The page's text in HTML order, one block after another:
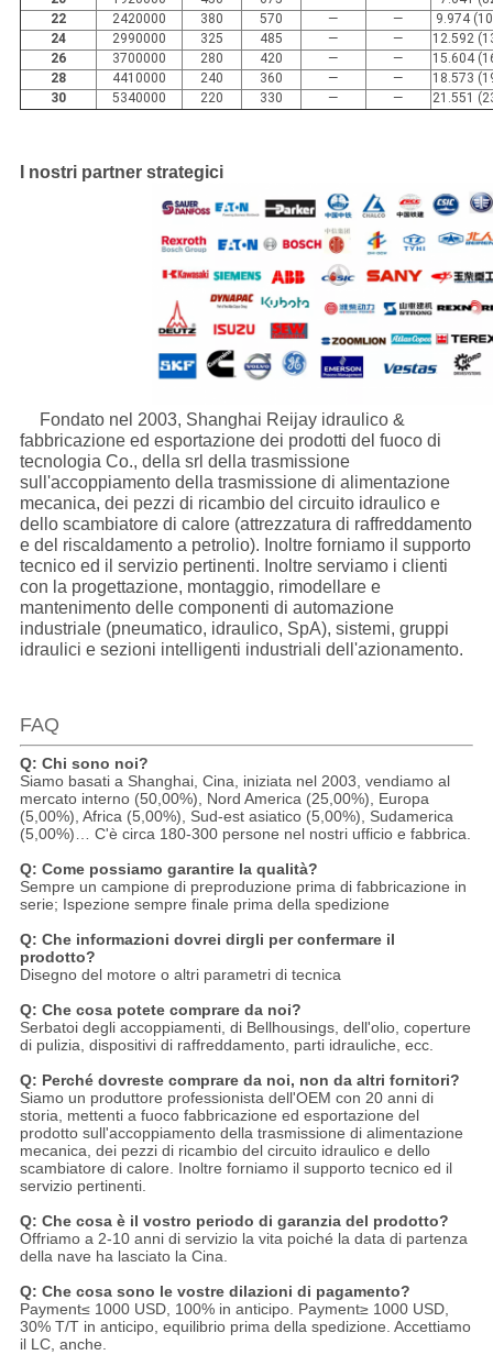
22
2420000 380 570 — —
9.974
24
2990000 325 485 — —
12.592
26
3700000 280 420 — —
15.604
28
4410000 240 360 — —
18.573
30
5340000 220 330 — — 21.551
I nostri partner strategici
Fondato nel 2003, Shanghai Reijay idraulico &
fabbricazione ed esportazione dei prodotti del fuoco di
tecnologia Co., della srl della trasmissione
sull'accoppiamento della trasmissione di alimentazione
mecanica, dei pezzi di ricambio del circuito idraulico e
dello scambiatore di calore (attrezzatura di raffreddamento
e del riscaldamento a petrolio). Inoltre forniamo il supporto
tecnico ed il servizio pertinenti. Inoltre serviamo i clienti
con la progettazione, montaggio, rimodellare e
mantenimento delle componenti di automazione
industriale (pneumatico, idraulico, SpA), sistemi, gruppi
idraulici e sezioni intelligenti industriali dell'azionamento.
FAQ
Q: Chi sono noi?
Siamo basati a Shanghai, Cina, iniziata nel 2003, vendiamo al
mercato interno (50,00%), Nord America (25,00%), Europa
(5,00%), Africa (5,00%), Sud-est asiatico (5,00%), Sudamerica
(5,00%)… C'è circa 180-300 persone nel nostri ufficio e fabbrica.
Q: Come possiamo garantire la qualità?
Sempre un campione di preproduzione prima di fabbricazione in
serie; Ispezione sempre finale prima della spedizione
Q: Che informazioni dovrei dirgli per confermare il
prodotto?
Disegno del motore o altri parametri di tecnica
Q: Che cosa potete comprare da noi?
Serbatoi degli accoppiamenti, di Bellhousings, dell'olio, coperture
di pulizia, dispositivi di raffreddamento, parti idrauliche, ecc.
Q: Perché dovreste comprare da noi, non da altri fornitori?
Siamo un produttore professionista dell'OEM con 20 anni di
storia, mettenti a fuoco fabbricazione ed esportazione del
prodotto sull'accoppiamento della trasmissione di alimentazione
mecanica, dei pezzi di ricambio del circuito idraulico e dello
scambiatore di calore. Inoltre forniamo il supporto tecnico ed il
servizio pertinenti.
Q: Che cosa è il vostro periodo di garanzia del prodotto?
Offriamo a 2-10 anni di servizio la vita poiché la data di partenza
della nave ha lasciato la Cina.
Q: Che cosa sono le vostre dilazioni di pagamento?
Payment≤ 1000 USD, 100% in anticipo. Payment≥ 1000 USD,
30% T/T in anticipo, equilibrio prima della spedizione. Accettiamo
il LC, anche.